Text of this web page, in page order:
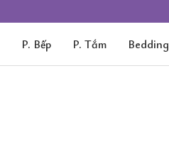
P. Bếp P. Tắm Bedding